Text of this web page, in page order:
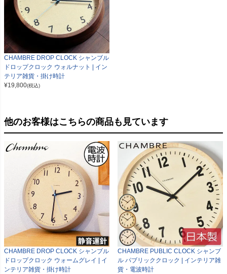
CHAMBRE DROP CLOCK シャンブル
ドロップクロック ウォルナット | イン
テリア雑貨・掛け時計
¥19,800(税込)
他のお客様はこちらの商品も見ています
CHAMBRE DROP CLOCK シャンブル
ドロップクロック ウォームグレイ | イ
ンテリア雑貨・掛け時計
CHAMBRE PUBLIC CLOCK シャンブ
ル パブリッククロック | インテリア雑
貨・電波時計